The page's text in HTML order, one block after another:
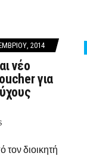
2014
νέο
για
διοικητή